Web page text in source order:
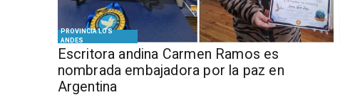
PROVINCIA LOS
ANDES
Escritora andina Carmen Ramos es
nombrada embajadora por la paz en
Argentina